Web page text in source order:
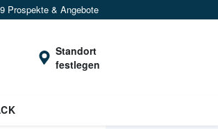
Prospekte & Angebote
Standort
festlegen